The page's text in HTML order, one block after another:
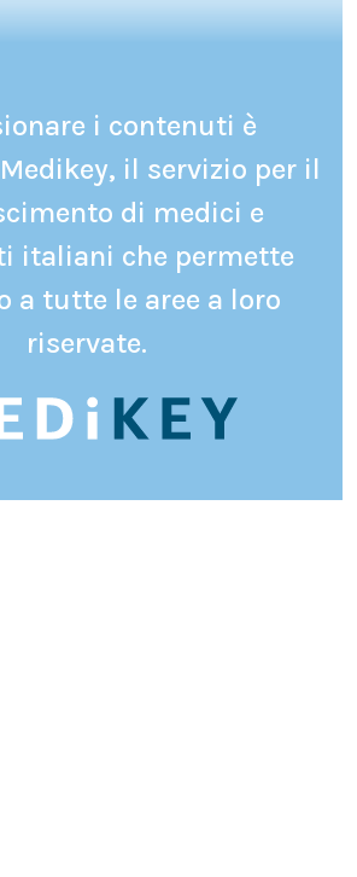
i contenuti è
il servizio per il
di medici e
italiani che permette
a tutte le aree a loro
riservate.